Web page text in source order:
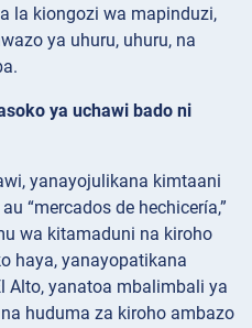
la kiongozi wa mapinduzi,
ya uhuru, uhuru, na
ya uchawi bado ni
yanayojulikana kimtaani
“mercados de hechicería,”
wa kitamaduni na kiroho
haya, yanayopatikana
Alto, yanatoa mbalimbali ya
huduma za kiroho ambazo